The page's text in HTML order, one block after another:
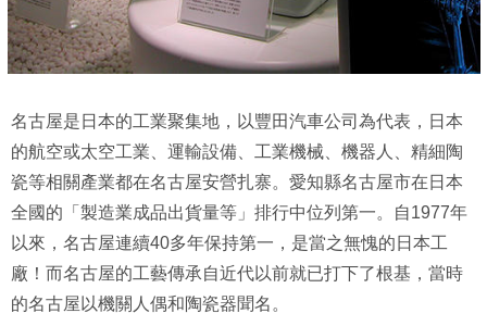
名古屋是日本的工業聚集地，以豐田汽車公司為代表，日本
的航空或太空工業、運輸設備、工業機械、機器人、精細陶
瓷等相關產業都在名古屋安營扎寨。愛知縣名古屋市在日本
全國的「製造業成品出貨量等」排行中位列第一。自1977年
以來，名古屋連續40多年保持第一，是當之無愧的日本工
廠！而名古屋的工藝傳承自近代以前就已打下了根基，當時
的名古屋以機關人偶和陶瓷器聞名。